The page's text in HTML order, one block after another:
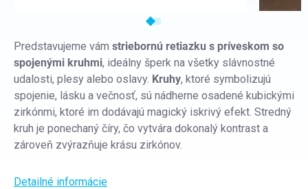
Predstavujeme vám striebornú retiazku s príveskom so
spojenými kruhmi, ideálny šperk na všetky slávnostné
udalosti, plesy alebo oslavy. Kruhy, ktoré symbolizujú
spojenie, lásku a večnosť, sú nádherne osadené kubickými
zirkónmi, ktoré im dodávajú magický iskrivý efekt. Stredný
kruh je ponechaný číry, čo vytvára dokonalý kontrast a
zároveň zvýrazňuje krásu zirkónov.
Detailné informácie